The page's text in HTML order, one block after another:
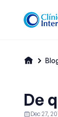
De
Dec 27,